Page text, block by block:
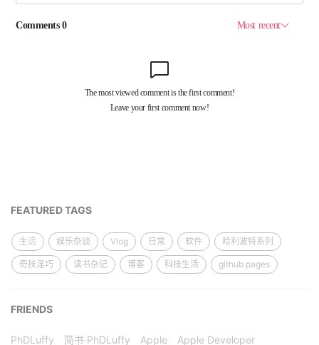
FEATURED TAGS
生活 娱乐杂谈 Vlog 日常 软件 哈利波特系列
奇技淫巧 读书杂记 博客 科技生活 github pages
FRIENDS
PhDLuffy 简书·PhDLuffy Apple Apple Developer